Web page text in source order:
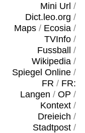
Mini Url /
Dict.leo.org /
Maps/ Ecosia/
TVInfo/
Fussball
/
Wikipedia/
Spiegel Online/
FR / FR:
Langen / OP /
Kontext/
Dreieich /
Stadtpost/